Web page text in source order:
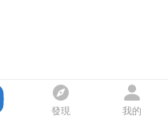
發現 我的